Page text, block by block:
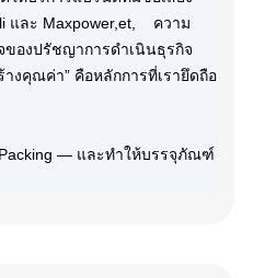
และ Maxpower,et, ความ
องปรัชญาการดำเนินธุรกิจ
างคุณค่า” คือหลักการที่เรายึดถือ
— และทำให้บรรจุภัณฑ์